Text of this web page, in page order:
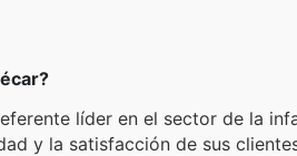
líder en el sector de la
y la satisfacción de sus